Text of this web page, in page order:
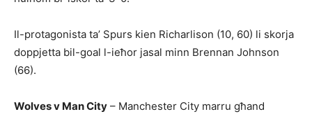
Il-protagonista ta’ Spurs kien Richarlison (10, 60) li skorja
doppjetta bil-goal l-ieħor jasal minn Brennan Johnson
(66).
Wolves v Man City – Manchester City marru għand